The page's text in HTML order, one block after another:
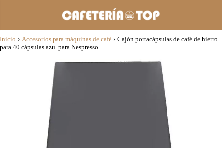
Inicio › Accesorios para máquinas de café › Cajón portacápsulas de café de hierro
para 40 cápsulas azul para Nespresso